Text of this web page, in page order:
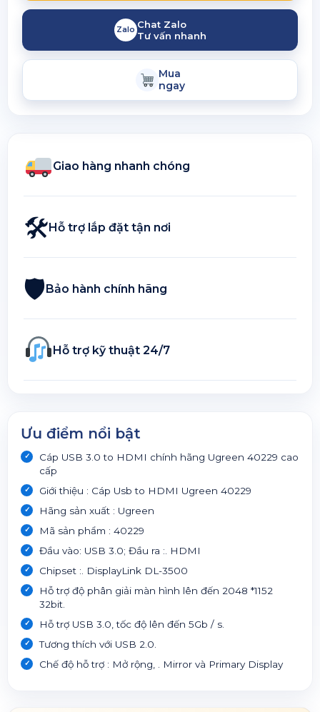
Zalo Chat Zalo
Tư vấn nhanh
Mua
ngay
Giao hàng nhanh chóng
🛠 Hỗ trợ lắp đặt tận nơi
🛡 Bảo hành chính hãng
Hỗ trợ kỹ thuật 24/7
Ưu điểm nổi bật
Cáp USB 3.0 to HDMI chính hãng Ugreen 40229 cao
cấp
Giới thiệu : Cáp Usb to HDMI Ugreen 40229
Hãng sản xuất : Ugreen
Mã sản phẩm : 40229
Đầu vào: USB 3.0; Đầu ra :. HDMI
Chipset :. DisplayLink DL-3500
Hỗ trợ độ phân giải màn hình lên đến 2048 *1152
32bit.
Hỗ trợ USB 3.0, tốc độ lên đến 5Gb / s.
Tương thích với USB 2.0.
Chế độ hỗ trợ : Mở rộng, . Mirror và Primary Display